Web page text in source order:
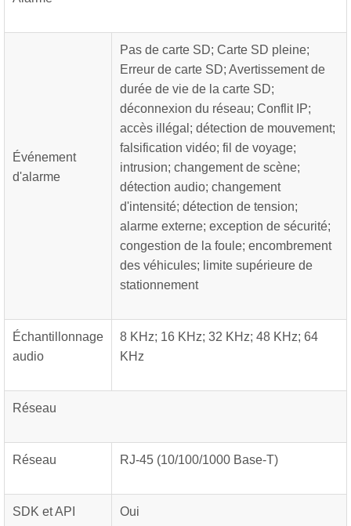
Événement
d'alarme
Pas de carte SD; Carte SD pleine;
Erreur de carte SD; Avertissement de
durée de vie de la carte SD;
déconnexion du réseau; Conflit IP;
accès illégal; détection de mouvement;
falsification vidéo; fil de voyage;
intrusion; changement de scène;
détection audio; changement
d'intensité; détection de tension;
alarme externe; exception de sécurité;
congestion de la foule; encombrement
des véhicules; limite supérieure de
stationnement
Échantillonnage
audio
8 KHz; 16 KHz; 32 KHz; 48 KHz; 64
KHz
Réseau
Réseau RJ-45 (10/100/1000 Base-T)
SDK et API Oui